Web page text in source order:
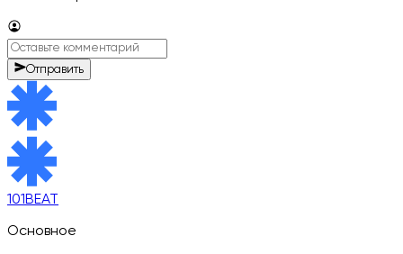
Отправить
101BEAT
Основное